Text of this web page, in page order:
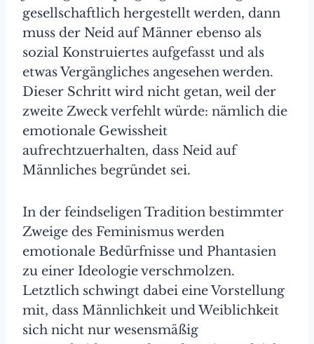
gesellschaftlich hergestellt werden, dann
muss der Neid auf Männer ebenso als
sozial Konstruiertes aufgefasst und als
etwas Vergängliches angesehen werden.
Dieser Schritt wird nicht getan, weil der
zweite Zweck verfehlt würde: nämlich die
emotionale Gewissheit
aufrechtzuerhalten, dass Neid auf
Männliches begründet sei.
In der feindseligen Tradition bestimmter
Zweige des Feminismus werden
emotionale Bedürfnisse und Phantasien
zu einer Ideologie verschmolzen.
Letztlich schwingt dabei eine Vorstellung
mit, dass Männlichkeit und Weiblichkeit
sich nicht nur wesensmäßig